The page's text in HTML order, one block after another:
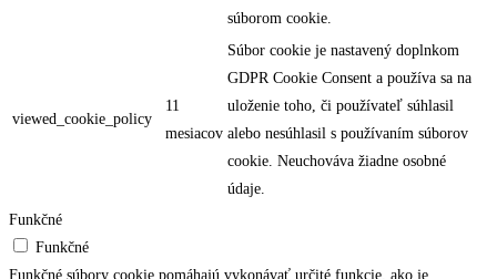
súborom cookie.
viewed_cookie_policy
11
mesiacov
Súbor cookie je nastavený doplnkom
GDPR Cookie Consent a používa sa na
uloženie toho, či používateľ súhlasil
alebo nesúhlasil s používaním súborov
cookie. Neuchováva žiadne osobné
údaje.
Funkčné
Funkčné
Funkčné súbory cookie pomáhajú vykonávať určité funkcie, ako je